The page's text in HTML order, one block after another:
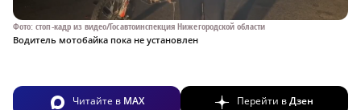
Фото: стоп-кадр из видео/Госавтоинспекция Нижегородской области
Водитель мотобайка пока не установлен
Читайте в MAX Перейти вДзен